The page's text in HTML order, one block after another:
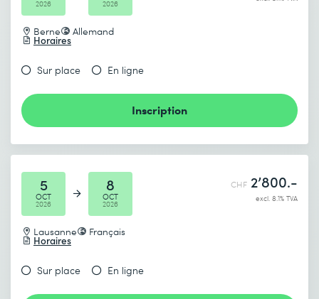
2026 2026
Berne Allemand
Horaires
Sur place En ligne
Inscription
5
OCT
2026
8
OCT
2026
Lausanne Français
Horaires
CHF 2’800.-
excl. 8.1% TVA
Sur place En ligne